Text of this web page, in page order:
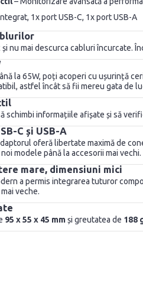
1x port USB-C, 1x port USB-A
nu mai descurca cabluri încurcate.
la 65W, poți acoperi cu ușurință
astfel încât să fii mereu gata de
schimbi informațiile afișate și să
C și USB-A
oferă libertate maximă de
modele până la accesorii mai vechi.
mare, dimensiuni mici
a permis integrarea tuturor
veche.
95 x 55 x 45 mmși greutatea de 188